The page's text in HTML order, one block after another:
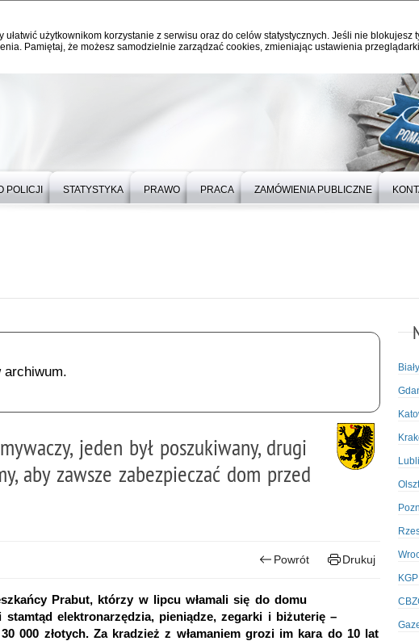
ułatwić użytkownikom korzystanie z serwisu oraz do celów statystycznych. Jeśli nie blokujesz
Pamiętaj, że możesz samodzielnie zarządzać cookies, zmieniając ustawienia
POLICJI STATYSTYKA PRAWO PRACA ZAMÓWIENIA PUBLICZNE
archiwum.
jeden był poszukiwany, drugi
aby zawsze zabezpieczać dom przed
Powrót Drukuj
Prabut, którzy w lipcu włamali się do domu
elektronarzędzia, pieniądze, zegarki i biżuterię –
000 złotych. Za kradzież z włamaniem grozi im kara do 10 lat
KGP